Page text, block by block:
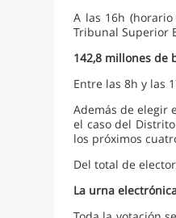
A las 16h
Tribunal Superior
142,8 millones de
Entre las 8h y las
Además de elegir
el caso del
los próximos
Del total de
La urna